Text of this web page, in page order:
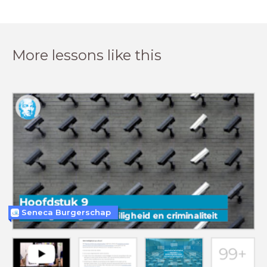
More lessons like this
Seneca Burgerschap